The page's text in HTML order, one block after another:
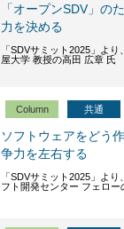
「オープンSDV」の
力を決める
「SDVサミット2025」よ
屋大学 教授の高田 広章 氏
Column 共通
ソフトウェアをどう
争力を左右する
「SDVサミット2025」よ
フト開発センター フェロー